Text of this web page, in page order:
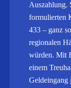
Auszahlung.
formulierten
433 – ganz
regionalen
würden. Mit
einem
Geldeingang